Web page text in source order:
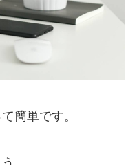
簡単です。